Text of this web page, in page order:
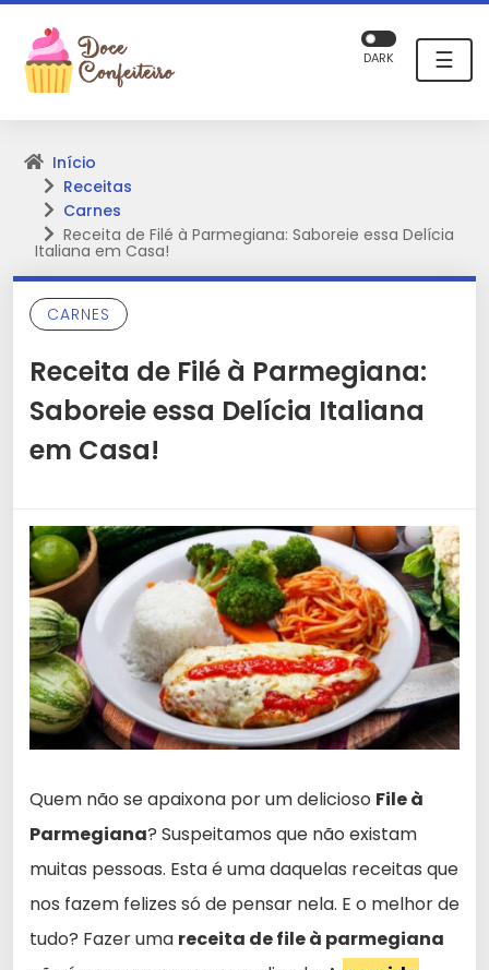
☰
DARK
Início
Receitas
Carnes
Receita de Filé à Parmegiana: Saboreie essa Delícia
Italiana em Casa!
CARNES
Receita de Filé à Parmegiana:
Saboreie essa Delícia Italiana
em Casa!
Quem não se apaixona por um delicioso File à
Parmegiana? Suspeitamos que não existam
muitas pessoas. Esta é uma daquelas receitas que
nos fazem felizes só de pensar nela. E o melhor de
tudo? Fazer uma receita de file à parmegiana